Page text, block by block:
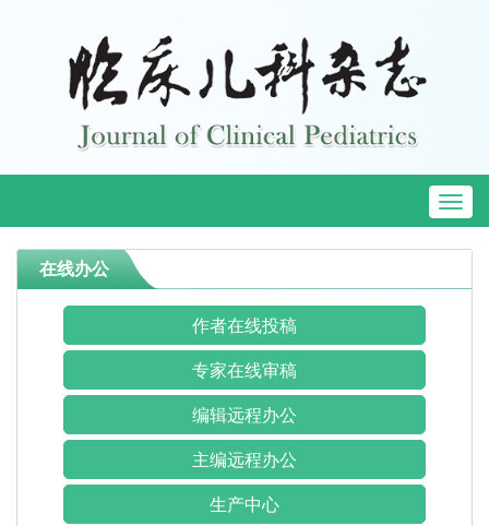
在线办公
作者在线投稿
专家在线审稿
编辑远程办公
主编远程办公
生产中心